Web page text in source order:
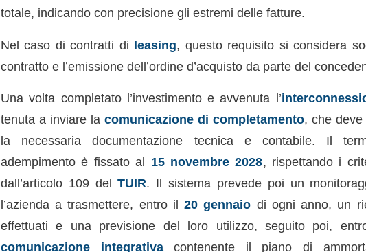
totale, indicando con precisione gli estremi delle fatture.
Nel caso di contratti di leasing, questo requisito si considera
contratto e l’emissione dell’ordine d’acquisto da parte del
Una volta completato l’investimento e avvenuta l’
tenuta a inviare la comunicazione di completamento, che
la necessaria documentazione tecnica e contabile. Il
adempimento è fissato al 15 novembre 2028, rispettando i
dall’articolo 109 delTUIR. Il sistema prevede poi un
l’azienda a trasmettere, entro il20 gennaio di ogni anno, un
effettuati e una previsione del loro utilizzo, seguito poi,
comunicazione integrativacontenente il piano di